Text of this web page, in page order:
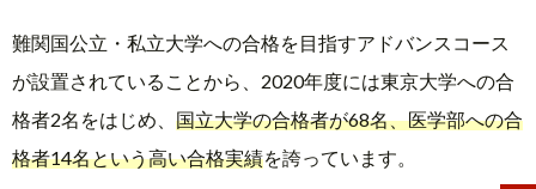
難関国公立・私立大学への合格を目指すアドバンスコース
が設置されていることから、2020年度には東京大学への合
格者2名をはじめ、 国立大学の合格者が68名、医学部への合
格者14名という高い合格実績を誇っています。